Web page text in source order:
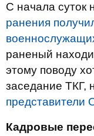
С начала суток
ранения
раненый
этому поводу
заседание ТКГ,
представители
Кадровые